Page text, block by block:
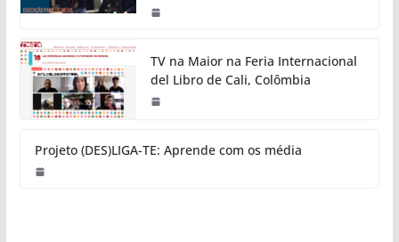
TV na Maior na Feria Internacional
del Libro de Cali, Colômbia
Projeto (DES)LIGA-TE: Aprende com os média